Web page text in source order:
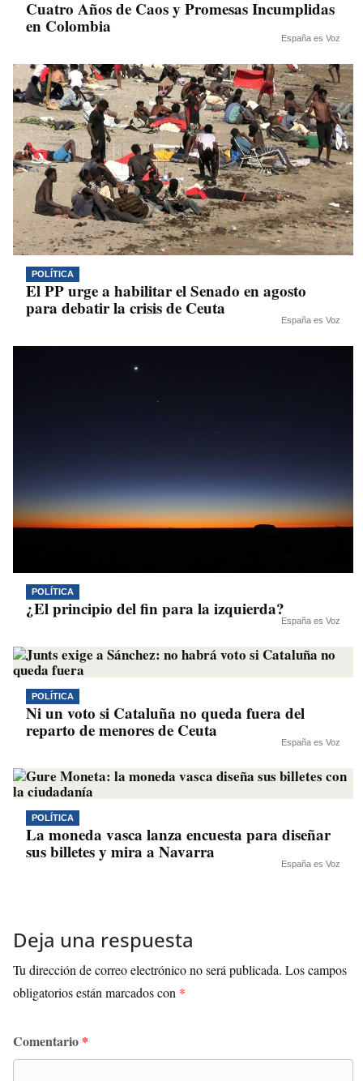
Cuatro Años de Caos y Promesas Incumplidas
en Colombia
España es Voz
POLÍTICA
El PP urge a habilitar el Senado en agosto
para debatir la crisis de Ceuta
España es Voz
POLÍTICA
¿El principio del fin para la izquierda?
España es Voz
POLÍTICA
Ni un voto si Cataluña no queda fuera del
reparto de menores de Ceuta
España es Voz
POLÍTICA
La moneda vasca lanza encuesta para diseñar
sus billetes y mira a Navarra
España es Voz
Deja una respuesta
Tu dirección de correo electrónico no será publicada. Los campos
obligatorios están marcados con *
Comentario *